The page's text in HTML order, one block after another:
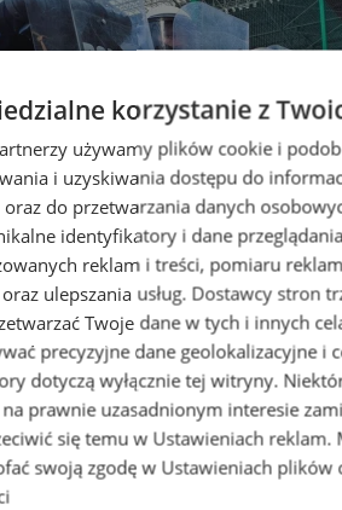
korzystanie z
używamy plików cookie i
i uzyskiwania dostępu do
oraz do przetwarzania danych
identyfikatory i dane
reklam i treści, pomiaru
ulepszania usług. Dostawcy stron
Twoje dane w tych i innych
precyzyjne dane geolokalizacyjne i
dotyczą wyłącznie tej witryny.
prawnie uzasadnionym interesie
się temu w Ustawieniach reklam.
swoją zgodę w Ustawieniach plików